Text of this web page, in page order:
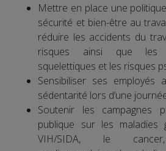
Mettre en place une
sécurité et bien-être au
réduire les accidents du
risques ainsi que les
squelettiques et les risques
Sensibiliser ses
sédentarité lors d’une
Soutenir les campagnes
publique sur les maladies
VIH/SIDA, le